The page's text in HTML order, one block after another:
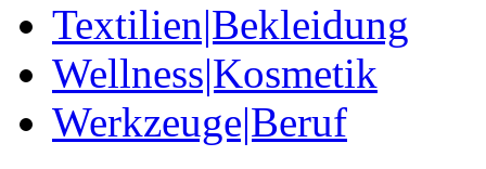
Textilien|Bekleidung
Wellness|Kosmetik
Werkzeuge|Beruf